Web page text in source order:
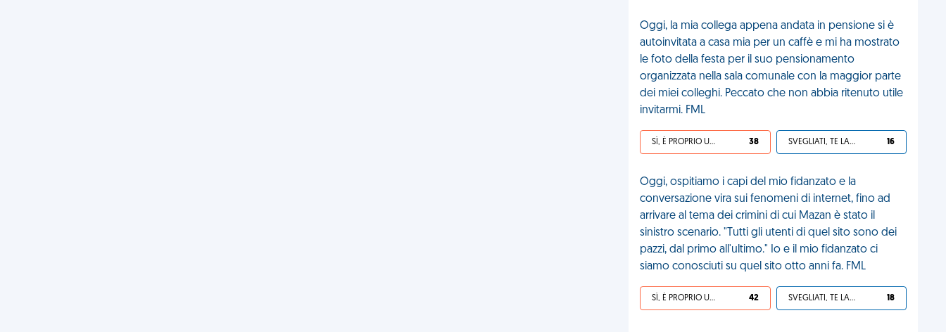
Oggi, la mia collega appena andata in pensione si è
autoinvitata a casa mia per un caffè e mi ha mostrato
le foto della festa per il suo pensionamento
organizzata nella sala comunale con la maggior parte
dei miei colleghi. Peccato che non abbia ritenuto utile
invitarmi. FML
SÌ, È PROPRIO UNA VDM! 38 SVEGLIATI, TE LA SEI CERCATA! 16
Oggi, ospitiamo i capi del mio fidanzato e la
conversazione vira sui fenomeni di internet, fino ad
arrivare al tema dei crimini di cui Mazan è stato il
sinistro scenario. "Tutti gli utenti di quel sito sono dei
pazzi, dal primo all'ultimo." Io e il mio fidanzato ci
siamo conosciuti su quel sito otto anni fa. FML
SÌ, È PROPRIO UNA VDM! 42 SVEGLIATI, TE LA SEI CERCATA! 18